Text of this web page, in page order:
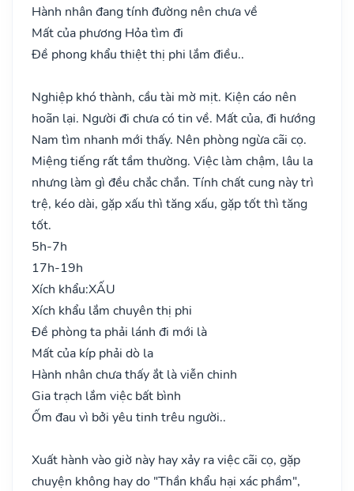
Hành nhân đang tính đường nên chưa về
Mất của phương Hỏa tìm đi
Đề phong khẩu thiệt thị phi lắm điều..
Nghiệp khó thành, cầu tài mờ mịt. Kiện cáo nên
hoãn lại. Người đi chưa có tin về. Mất của, đi hướng
Nam tìm nhanh mới thấy. Nên phòng ngừa cãi cọ.
Miệng tiếng rất tầm thường. Việc làm chậm, lâu la
nhưng làm gì đều chắc chắn. Tính chất cung này trì
trệ, kéo dài, gặp xấu thì tăng xấu, gặp tốt thì tăng
tốt.
5h-7h
17h-19h
Xích khẩu:XẤU
Xích khẩu lắm chuyên thị phi
Đề phòng ta phải lánh đi mới là
Mất của kíp phải dò la
Hành nhân chưa thấy ắt là viễn chinh
Gia trạch lắm việc bất bình
Ốm đau vì bởi yêu tinh trêu người..
Xuất hành vào giờ này hay xảy ra việc cãi cọ, gặp
chuyện không hay do "Thần khẩu hại xác phầm",